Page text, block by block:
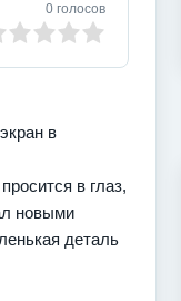
0 голосов
в
в глаз,
новыми
деталь